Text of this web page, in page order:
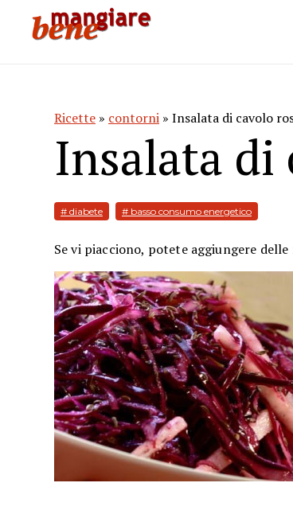
Ricette » contorni » Insalata di cavolo
Insalata di
# diabete # basso consumo energetico
Se vi piacciono, potete aggiungere